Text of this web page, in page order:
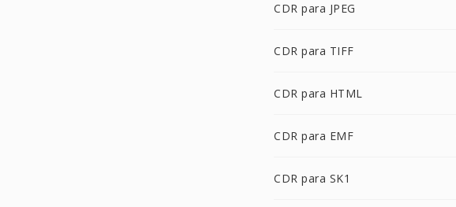
CDR para JPEG
CDR para TIFF
CDR para HTML
CDR para EMF
CDR para SK1